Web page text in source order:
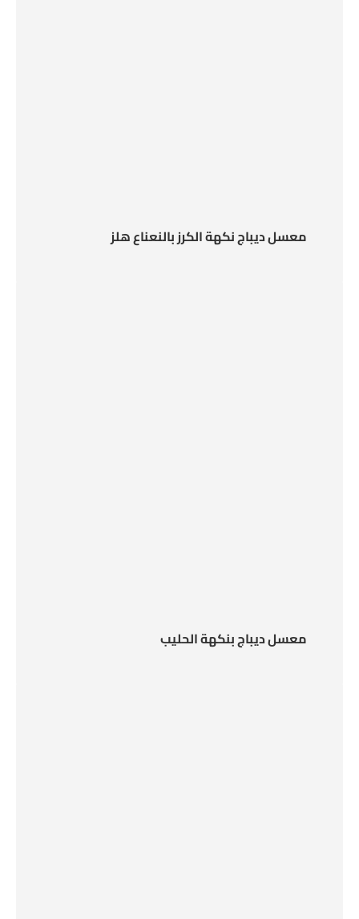
معسل ديباج نكهة الكرز بالنعناع هلز
معسل ديباج بنكهة الحليب